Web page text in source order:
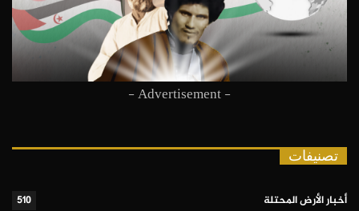
- Advertisement -
تصنيفات
أخبار الأرض المحتلة
510